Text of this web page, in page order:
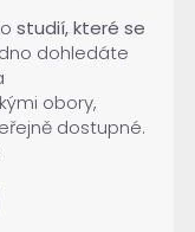
studií, které se
dohledáte
obory,
dostupné.